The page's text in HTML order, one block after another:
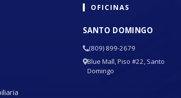
OFICINAS
SANTO DOMINGO
(809) 899-2679
Blue Mall, Piso #22, Santo
Domingo